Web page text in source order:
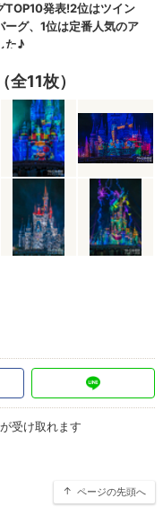
11枚）
受け取れます
ページの先頭へ